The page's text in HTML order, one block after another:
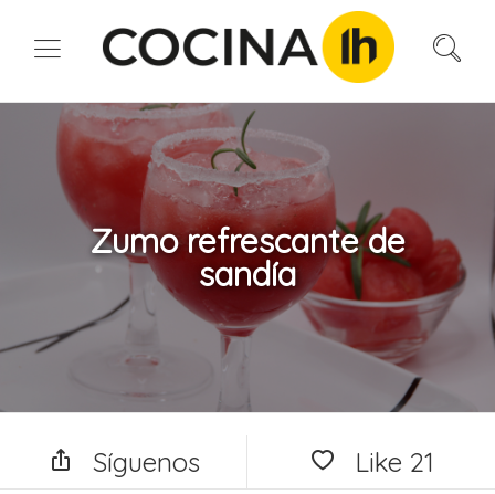
Zumo refrescante de
sandía
Síguenos Like 21